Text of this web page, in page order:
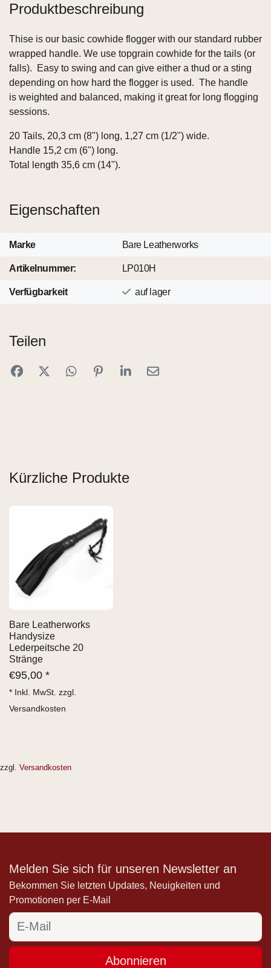
Produktbeschreibung
Thise is our basic cowhide flogger with our standard rubber
wrapped handle. We use topgrain cowhide for the tails (or
falls). Easy to swing and can give either a thud or a sting
depending on how hard the flogger is used. The handle
is weighted and balanced, making it great for long flogging
sessions.
20 Tails, 20,3 cm (8") long, 1,27 cm (1/2") wide.
Handle 15,2 cm (6") long.
Total length 35,6 cm (14").
Eigenschaften
Marke Bare Leatherworks
Artikelnummer: LP010H
Verfügbarkeit auf lager
Teilen
Kürzliche Produkte
Bare Leatherworks
Handysize
Lederpeitsche 20
Stränge
€95,00 *
* Inkl. MwSt. zzgl.
Versandkosten
zzgl. Versandkosten
Melden Sie sich für unseren Newsletter an
Bekommen Sie letzten Updates, Neuigkeiten und
Promotionen per E-Mail
Abonnieren